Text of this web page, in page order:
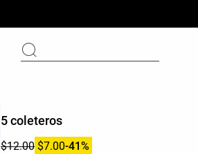
5 coleteros
$12.00 $7.00-41%